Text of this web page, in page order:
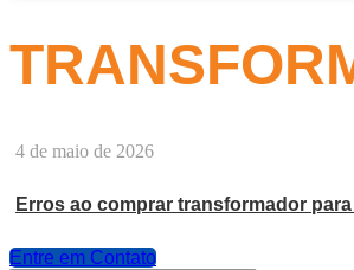
4 de maio de 2026
Erros ao comprar transformador
Entre em Contato